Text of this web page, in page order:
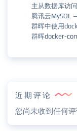
主从数据库访
腾讯云MySQL
群晖中使用
群晖docker-
近期评论
您尚未收到任何评